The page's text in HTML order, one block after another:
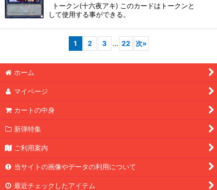
トークン(十六夜アキ) このカードはトークンと
して使用する事ができる。
1 2 3 ... 22 次»
ホーム
マイページ
カートの中身
新弾特集
ご利用案内
当サイトの画像やデータの利用について
最近チェックしたアイテム